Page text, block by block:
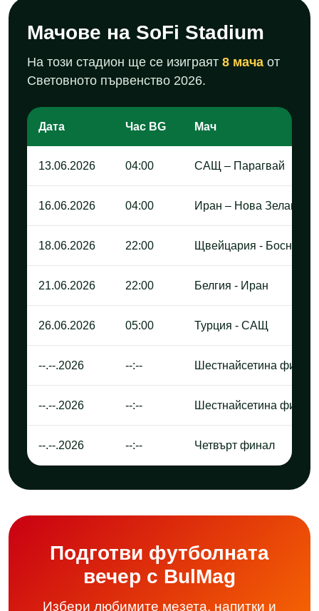
Мачове на SoFi Stadium
На този стадион ще се изиграят 8 мача от
Световното първенство 2026.
Дата Час BG Мач
13.06.2026 04:00 САЩ – Парагвай
16.06.2026 04:00 Иран – Нова Зеландия
18.06.2026 22:00 Щвейцария - Босна и
21.06.2026 22:00 Белгия - Иран
26.06.2026 05:00 Турция - САЩ
--.--.2026 --:-- Шестнайсетина финал
--.--.2026 --:-- Шестнайсетина финал
--.--.2026 --:-- Четвърт финал
Подготви футболната
вечер с BulMag
Избери любимите мезета, напитки и